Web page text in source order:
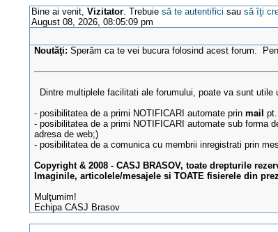
Bine ai venit, Vizitator. Trebuie să te autentifici sau să îţi
August 08, 2026, 08:05:09 pm
Noutăţi: Sperăm ca te vei bucura folosind acest forum.
Dintre multiplele facilitati ale forumului, poate va sunt utile
- posibilitatea de a primi NOTIFICARI automate prinmail
- posibilitatea de a primi NOTIFICARI automate sub forma
adresa de web;)
- posibilitatea de a comunica cu membrii inregistrati prin
Copyright & 2008 - CASJ BRASOV, toate drepturile
Imaginile, articolele/mesajele si TOATE fisierele din
Mulţumim!
Echipa CASJ Brasov